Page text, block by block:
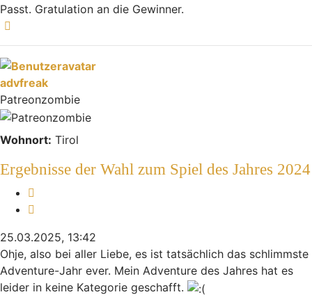
Passt. Gratulation an die Gewinner.
advfreak
Patreonzombie
Wohnort: Tirol
Ergebnisse der Wahl zum Spiel des Jahres 2024
25.03.2025, 13:42
Ohje, also bei aller Liebe, es ist tatsächlich das schlimmste
Adventure-Jahr ever. Mein Adventure des Jahres hat es
leider in keine Kategorie geschafft.